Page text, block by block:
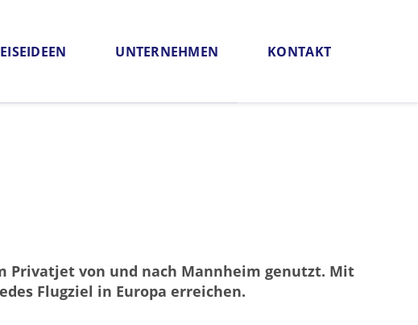
UNTERNEHMEN KONTAKT
Privatjet von und nach Mannheim genutzt. Mit
Flugziel in Europa erreichen.